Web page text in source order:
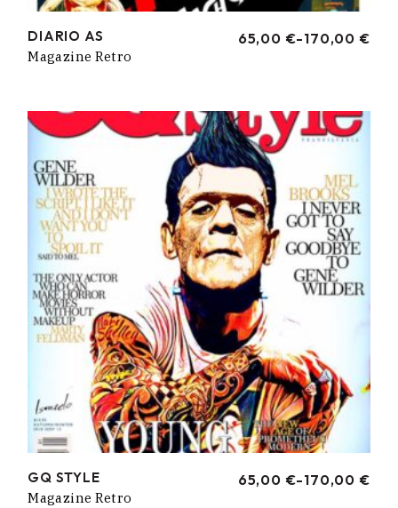
DIARIO AS 65,00 €-170,00 €
RANGO
HASTA
170,00 €
Magazine Retro
GQ STYLE 65,00 €-170,00 €
RANGO
Magazine Retro